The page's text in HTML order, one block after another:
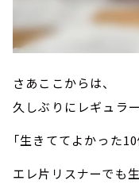
さあここからは、
久しぶりにレギュラ
「生きててよかった10
エレ片リスナーでも